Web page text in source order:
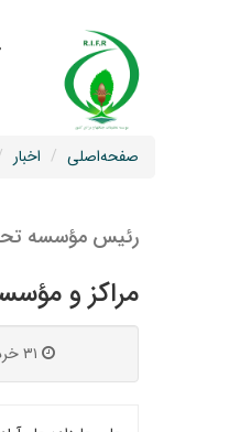
صفحه‌اصلی اخبار
رئیس مؤسسه
مراکز و